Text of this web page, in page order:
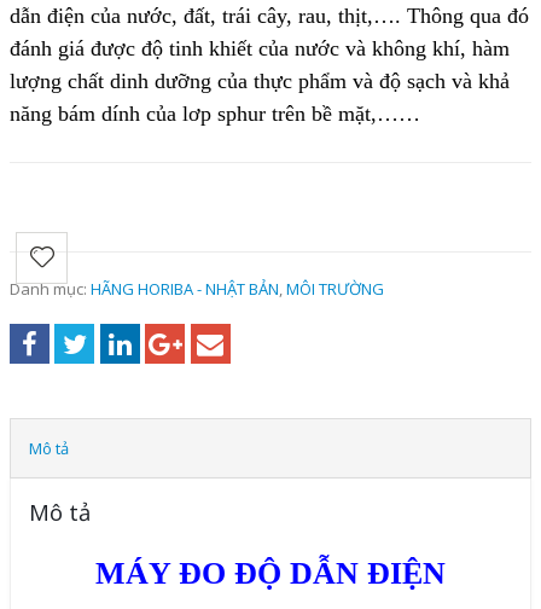
dẫn điện của nước, đất, trái cây, rau, thịt,…. Thông qua đó
đánh giá được độ tinh khiết của nước và không khí, hàm
lượng chất dinh dưỡng của thực phẩm và độ sạch và khả
năng bám dính của lơp sphur trên bề mặt,……
Danh mục: HÃNG HORIBA - NHẬT BẢN,MÔI TRƯỜNG
Mô tả
Mô tả
MÁY ĐO ĐỘ DẪN ĐIỆN